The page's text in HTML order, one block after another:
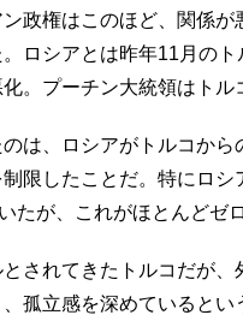
政権はこのほど、関係が
ロシアとは昨年11月の
。プーチン大統領はトル
は、ロシアがトルコから
限したことだ。特にロ
たが、これがほとんどゼ
されてきたトルコだが、
孤立感を深めていると